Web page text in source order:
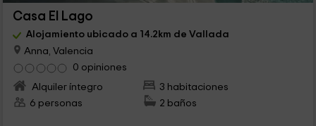
Casa El Lago
Alojamiento ubicado a 14.2km de Vallada
Anna, Valencia
0 opiniones
Alquiler íntegro
3 habitaciones
6 personas
2 baños